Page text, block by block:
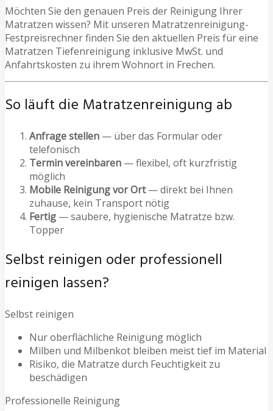
Möchten Sie den genauen Preis der Reinigung Ihrer
Matratzen wissen? Mit unseren Matratzenreinigung-
Festpreisrechner finden Sie den aktuellen Preis für eine
Matratzen Tiefenreinigung inklusive MwSt. und
Anfahrtskosten zu ihrem Wohnort in Frechen.
So läuft die Matratzenreinigung ab
Anfrage stellen — über das Formular oder
telefonisch
Termin vereinbaren — flexibel, oft kurzfristig
möglich
Mobile Reinigung vor Ort— direkt bei Ihnen
zuhause, kein Transport nötig
Fertig — saubere, hygienische Matratze bzw.
Topper
Selbst reinigen oder professionell
reinigen lassen?
Selbst reinigen
Nur oberflächliche Reinigung möglich
Milben und Milbenkot bleiben meist tief im Material
Risiko, die Matratze durch Feuchtigkeit zu
beschädigen
Professionelle Reinigung